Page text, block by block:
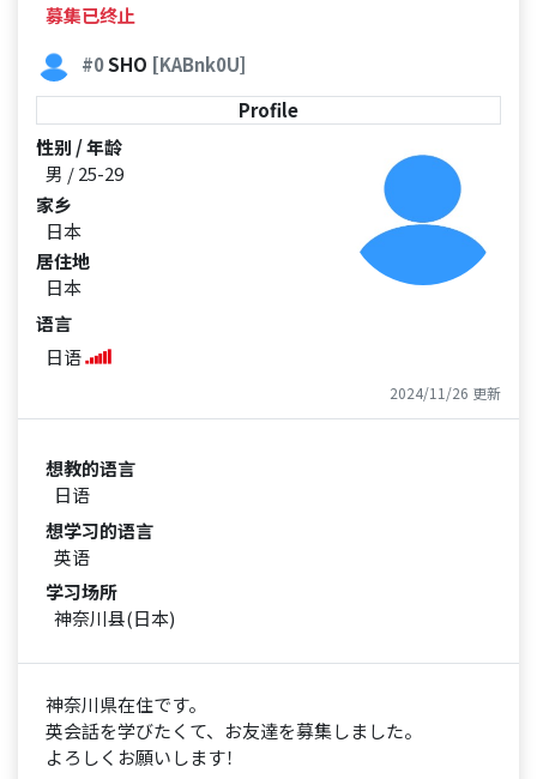
募集已终止
#0SHO [KABnk0U]
Profile
性别 / 年龄
男 / 25-29
家乡
日本
居住地
日本
语言
日语
2024/11/26 更新
想教的语言
日语
想学习的语言
英语
学习场所
神奈川县(日本)
神奈川県在住です。
英会話を学びたくて、お友達を募集しました。
よろしくお願いします！